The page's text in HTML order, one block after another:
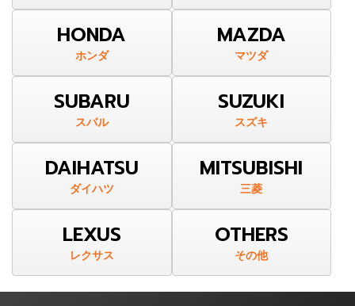
HONDA
ホンダ
MAZDA
マツダ
SUBARU
スバル
SUZUKI
スズキ
DAIHATSU
ダイハツ
MITSUBISHI
三菱
LEXUS
レクサス
OTHERS
その他